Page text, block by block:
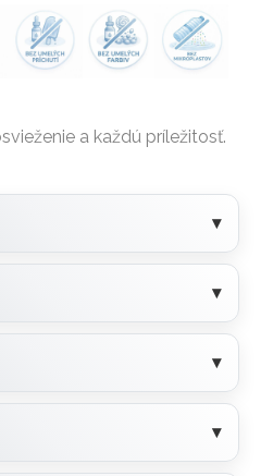
a každú príležitosť.